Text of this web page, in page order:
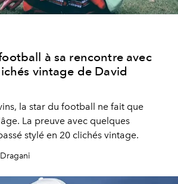
à sa rencontre avec
vintage de David
la star du football ne fait que
La preuve avec quelques
stylé en 20 clichés vintage.